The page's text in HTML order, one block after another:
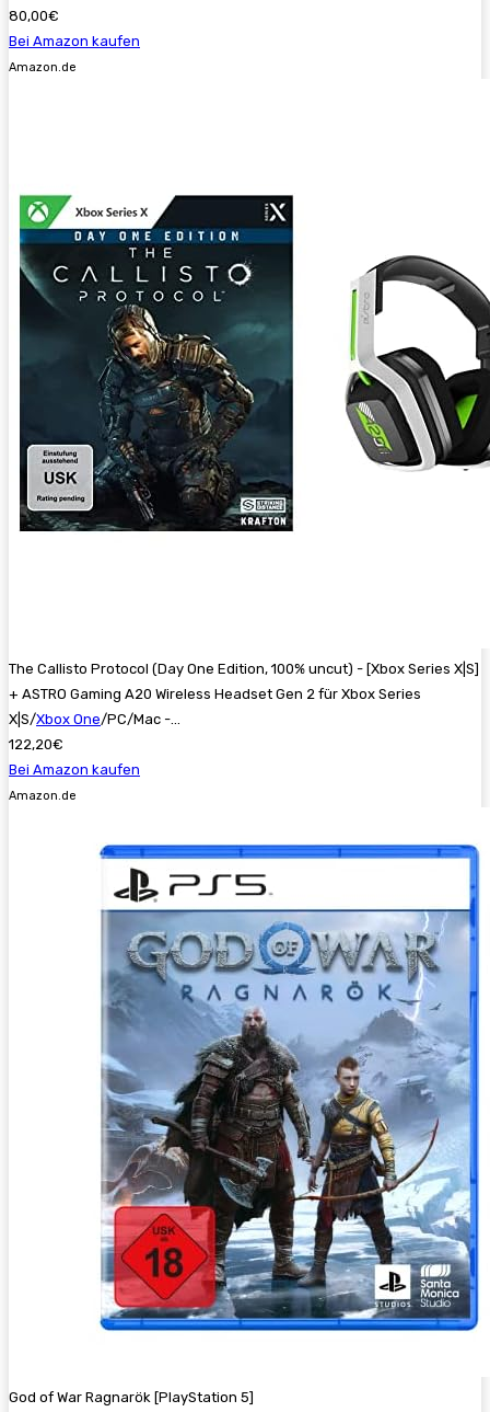
80,00€
Bei Amazon kaufen
Amazon.de
The Callisto Protocol (Day One Edition, 100% uncut) - [Xbox Series X|S]
+ ASTRO Gaming A20 Wireless Headset Gen 2 für Xbox Series
X|S/Xbox One/PC/Mac -...
122,20€
Bei Amazon kaufen
Amazon.de
God of War Ragnarök [PlayStation 5]